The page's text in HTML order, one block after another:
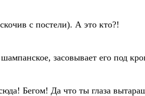
с постели). А это кто?!
засовывает его под
Бегом! Да что ты глаза